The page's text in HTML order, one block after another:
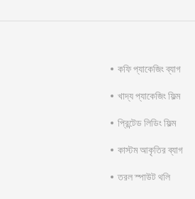
কফি প্যাকেজিং ব্যাগ
খাদ্য প্যাকেজিং ফিল্ম
প্রিন্টেড লিডিং ফিল্ম
কাস্টম আকৃতির ব্যাগ
তরল স্পাউট থলি